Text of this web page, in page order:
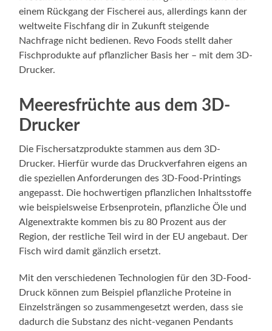
einem Rückgang der Fischerei aus, allerdings kann der
weltweite Fischfang dir in Zukunft steigende
Nachfrage nicht bedienen. Revo Foods stellt daher
Fischprodukte auf pflanzlicher Basis her – mit dem 3D-
Drucker.
Meeresfrüchte aus dem 3D-
Drucker
Die Fischersatzprodukte stammen aus dem 3D-
Drucker. Hierfür wurde das Druckverfahren eigens an
die speziellen Anforderungen des 3D-Food-Printings
angepasst. Die hochwertigen pflanzlichen Inhaltsstoffe
wie beispielsweise Erbsenprotein, pflanzliche Öle und
Algenextrakte kommen bis zu 80 Prozent aus der
Region, der restliche Teil wird in der EU angebaut. Der
Fisch wird damit gänzlich ersetzt.
Mit den verschiedenen Technologien für den 3D-Food-
Druck können zum Beispiel pflanzliche Proteine in
Einzelsträngen so zusammengesetzt werden, dass sie
dadurch die Substanz des nicht-veganen Pendants